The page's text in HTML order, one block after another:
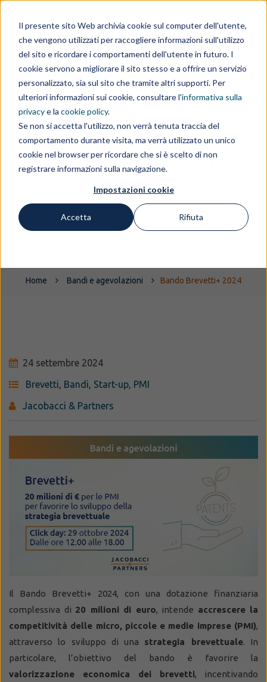
Il presente sito Web archivia cookie sul computer dell'utente,
che vengono utilizzati per raccogliere informazioni sull'utilizzo
del sito e ricordare i comportamenti dell'utente in futuro. I
cookie servono a migliorare il sito stesso e a offrire un servizio
personalizzato, sia sul sito che tramite altri supporti. Per
ulteriori informazioni sui cookie, consultare l'informativa sulla
privacye la cookie policy.
Se non si accetta l'utilizzo, non verrà tenuta traccia del
comportamento durante visita, ma verrà utilizzato un unico
cookie nel browser per ricordare che si è scelto di non
registrare informazioni sulla navigazione.
Impostazioni cookie
Accetta Rifiuta
IL GRUPPO
Bando Brevetti+
2024
Home Bandi e agevolazioni Bando Brevetti+ 2024
24 settembre 2024
Brevetti, Bandi, Start-up, PMI
Jacobacci & Partners
Il Bando Brevetti+ 2024, con una dotazione finanziaria
complessiva di 20 milioni di euro, intende accrescere la
competitività delle micro, piccole e medie imprese (PMI),
attraverso lo sviluppo di una strategia brevettuale. In
particolare, l’obiettivo del bando è favorire la
valorizzazione economica dei brevetti, incentivando